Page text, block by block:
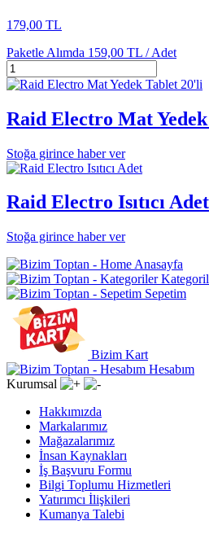
179,00 TL
Paketle Alımda 159,00 TL /Adet
Raid Electro Mat
Stoğa girince haber ver
Raid Electro Isıtıcı Adet
Stoğa girince haber ver
Anasayfa
Sepetim
Bizim Kart
Hesabım
Kurumsal
Hakkımızda
Markalarımız
Mağazalarımız
İnsan Kaynakları
İş Başvuru Formu
Bilgi Toplumu Hizmetleri
Yatırımcı İlişkileri
Kumanya Talebi